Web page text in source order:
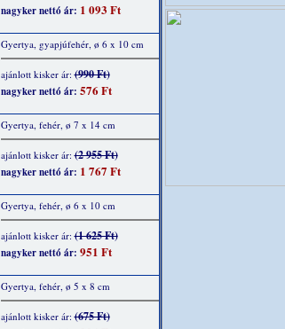
nagyker nettó ár: 1 093 Ft
Gyertya, gyapjúfehér, ø 6 x 10 cm
ajánlott kisker ár:(990 Ft)
nagyker nettó ár: 576 Ft
Gyertya, fehér, ø 7 x 14 cm
ajánlott kisker ár:(2 955 Ft)
nagyker nettó ár: 1 767 Ft
Gyertya, fehér, ø 6 x 10 cm
ajánlott kisker ár:(1 625 Ft)
nagyker nettó ár: 951 Ft
Gyertya, fehér, ø 5 x 8 cm
ajánlott kisker ár:(675 Ft)